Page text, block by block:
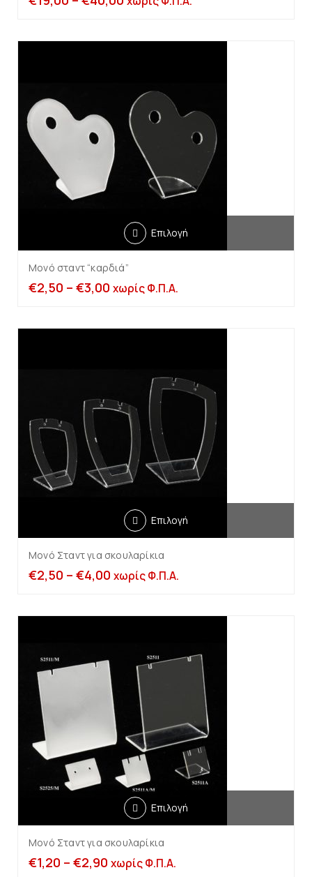
Επιλογή
Μονό σταντ “καρδιά”
€2,50 – €3,00 χωρίς Φ.Π.Α.
Επιλογή
Μονό Σταντ για σκουλαρίκια
€2,50 – €4,00 χωρίς Φ.Π.Α.
Επιλογή
Μονό Σταντ για σκουλαρίκια
€1,20 – €2,90 χωρίς Φ.Π.Α.